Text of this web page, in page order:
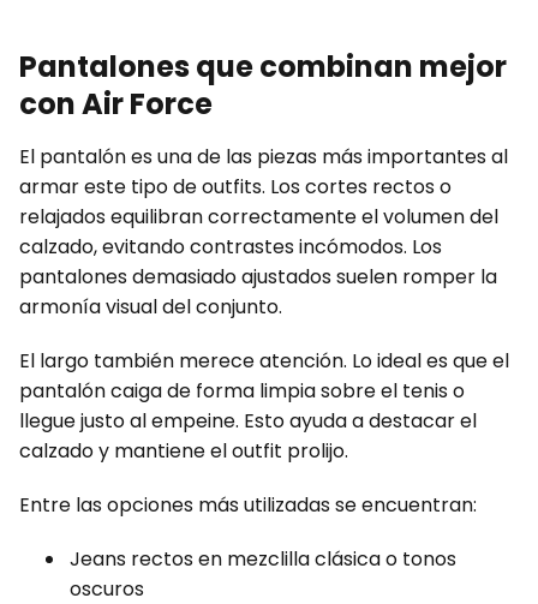
Pantalones que combinan mejor
con Air Force
El pantalón es una de las piezas más importantes al
armar este tipo de outfits. Los cortes rectos o
relajados equilibran correctamente el volumen del
calzado, evitando contrastes incómodos. Los
pantalones demasiado ajustados suelen romper la
armonía visual del conjunto.
El largo también merece atención. Lo ideal es que el
pantalón caiga de forma limpia sobre el tenis o
llegue justo al empeine. Esto ayuda a destacar el
calzado y mantiene el outfit prolijo.
Entre las opciones más utilizadas se encuentran:
Jeans rectos en mezclilla clásica o tonos
oscuros